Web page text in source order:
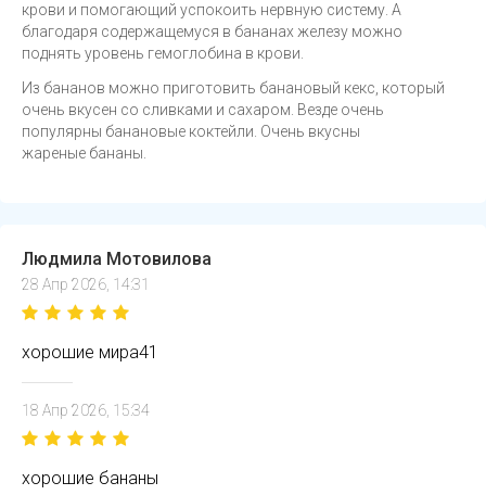
крови и помогающий успокоить нервную систему. А
благодаря содержащемуся в бананах железу можно
поднять уровень гемоглобина в крови.
Из бананов можно приготовить банановый кекс, который
очень вкусен со сливками и сахаром. Везде очень
популярны банановые коктейли. Очень вкусны
жареные бананы.
Людмила Мотовилова
28 Апр 2026, 14:31
хорошие мира41
18 Апр 2026, 15:34
хорошие бананы